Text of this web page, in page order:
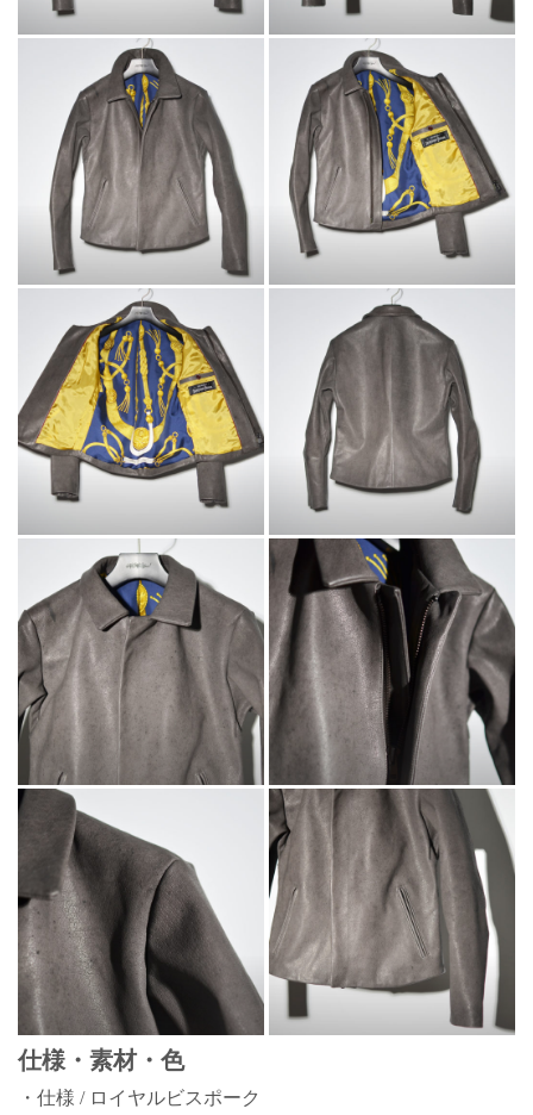
仕様・素材・色
・仕様 / ロイヤルビスポーク